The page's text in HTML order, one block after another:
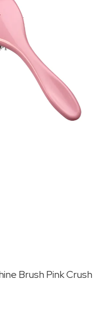
Brush Pink Crush